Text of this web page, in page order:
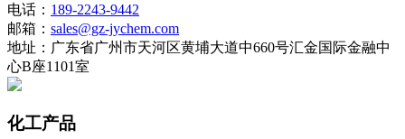
电话： 189-2243-9442
邮箱： sales@gz-jychem.com
地址：广东省广州市天河区黄埔大道中660号汇金国际金融中
心B座1101室
化工产品